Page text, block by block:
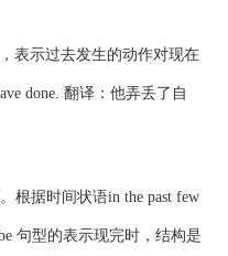
示过去发生的动作对现在
done. 翻译：他弄丢了自
据时间状语in the past few
句型的表示现完时，结构是